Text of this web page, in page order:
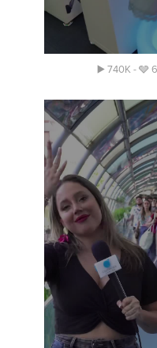
▶️ 740K - 🩶